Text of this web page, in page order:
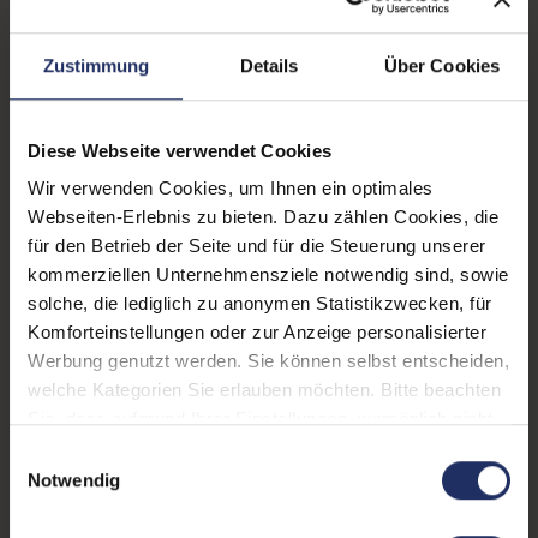
Zustimmung Details Über Cookies
Diese Webseite verwendet Cookies
Wir verwenden Cookies, um Ihnen ein optimales
Webseiten-Erlebnis zu bieten. Dazu zählen Cookies, die
für den Betrieb der Seite und für die Steuerung unserer
kommerziellen Unternehmensziele notwendig sind, sowie
solche, die lediglich zu anonymen Statistikzwecken, für
Komforteinstellungen oder zur Anzeige personalisierter
Werbung genutzt werden. Sie können selbst entscheiden,
welche Kategorien Sie erlauben möchten. Bitte beachten
Weitere Informationen finden Sie in
Notwendig
Displayauflösung: 1920 x 1080 FHD
Displayart: Mattes Display
GHz
CPU Generation:
Prozessorkerne: 6
Datenspeicher: 1 TB SSD
Arbeitsspeicher: 32 GB DDR4
Webcam: Nein
Fingerprintreader: